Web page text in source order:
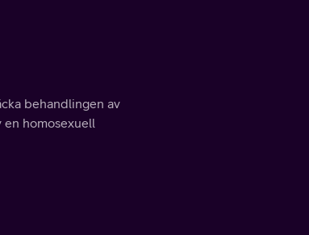
behandlingen av
homosexuell